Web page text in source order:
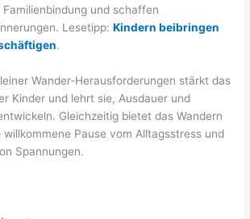
und schaffen
Lesetipp:Kindern beibringen
.
Wander-Herausforderungen stärkt das
Kinder und lehrt sie, Ausdauer und
Gleichzeitig bietet das Wandern
willkommene Pause vom Alltagsstress und
Spannungen.